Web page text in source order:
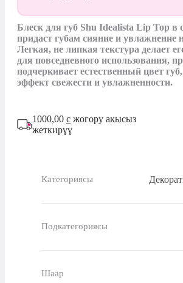
Блеск для губ Shu Idealista Lip Top в
придаст губам сияние и увлажнение
Легкая, не липкая текстура делает
для повседневного использования,
подчеркивает естественный цвет губ,
эффект свежести и увлажненности.
1000,00 с жогору акысыз
жеткирүү
Категориясы
Подкатегориясы
Шаар